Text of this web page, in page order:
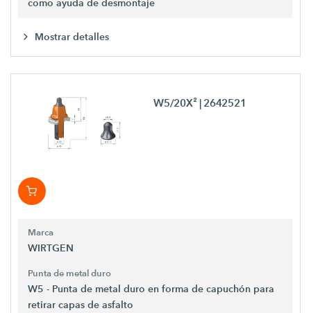
como ayuda de desmontaje
Mostrar detalles
W5/20X² | 2642521
Marca
WIRTGEN
Punta de metal duro
W5 - Punta de metal duro en forma de capuchón para
retirar capas de asfalto